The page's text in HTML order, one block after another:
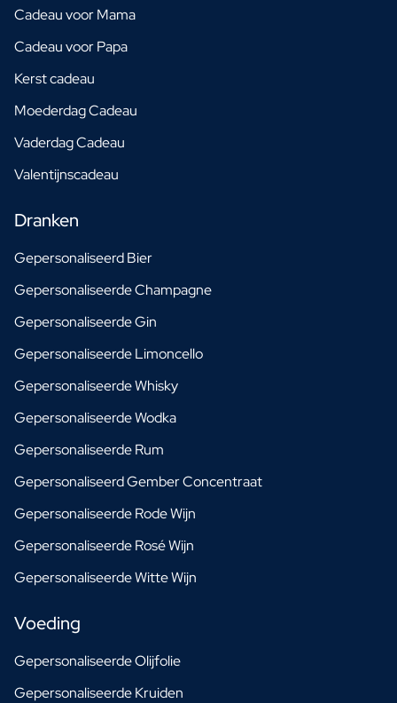
Cadeau voor Mama
Cadeau voor Papa
Kerst cadeau
Moederdag Cadeau
Vaderdag Cadeau
Valentijnscadeau
Dranken
Gepersonaliseerd Bier
Gepersonaliseerde Champagne
Gepersonaliseerde Gin
Gepersonaliseerde Limoncello
Gepersonaliseerde Whisky
Gepersonaliseerde Wodka
Gepersonaliseerde Rum
Gepersonaliseerd Gember Concentraat
Gepersonaliseerde Rode Wijn
Gepersonaliseerde Rosé Wijn
Gepersonaliseerde Witte Wijn
Voeding
Gepersonaliseerde Olijfolie
Gepersonaliseerde Kruiden